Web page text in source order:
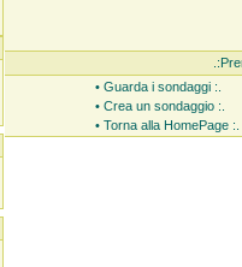
• Guarda i sondaggi :.
• Crea un sondaggio :.
• Torna alla HomePage :.